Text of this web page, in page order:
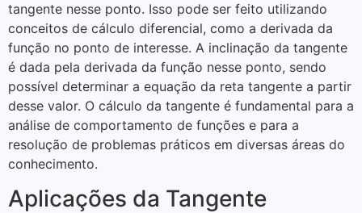
tangente nesse ponto. Isso pode ser feito utilizando
conceitos de cálculo diferencial, como a derivada da
função no ponto de interesse. A inclinação da tangente
é dada pela derivada da função nesse ponto, sendo
possível determinar a equação da reta tangente a partir
desse valor. O cálculo da tangente é fundamental para a
análise de comportamento de funções e para a
resolução de problemas práticos em diversas áreas do
conhecimento.
Aplicações da Tangente